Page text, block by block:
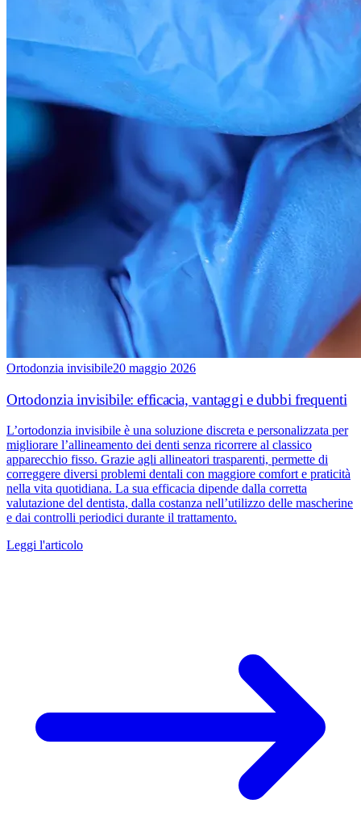
Ortodonzia invisibile20 maggio 2026
Ortodonzia invisibile: efficacia, vantaggi e dubbi frequenti
L’ortodonzia invisibile è una soluzione discreta e personalizzata per
migliorare l’allineamento dei denti senza ricorrere al classico
apparecchio fisso. Grazie agli allineatori trasparenti, permette di
correggere diversi problemi dentali con maggiore comfort e praticità
nella vita quotidiana. La sua efficacia dipende dalla corretta
valutazione del dentista, dalla costanza nell’utilizzo delle mascherine
e dai controlli periodici durante il trattamento.
Leggi l'articolo